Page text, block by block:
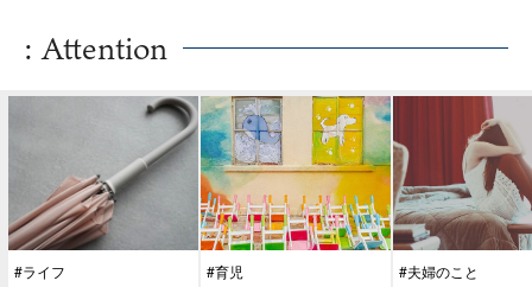
: Attention
#ライフ #育児 #夫婦のこと